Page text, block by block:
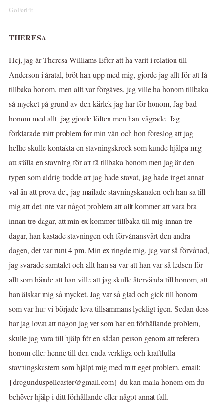
GoForFit
THERESA
Hej, jag är Theresa Williams Efter att ha varit i relation till
Anderson i åratal, bröt han upp med mig, gjorde jag allt för att få
tillbaka honom, men allt var förgäves, jag ville ha honom tillbaka
så mycket på grund av den kärlek jag har för honom, Jag bad
honom med allt, jag gjorde löften men han vägrade. Jag
förklarade mitt problem för min vän och hon föreslog att jag
hellre skulle kontakta en stavningskrock som kunde hjälpa mig
att ställa en stavning för att få tillbaka honom men jag är den
typen som aldrig trodde att jag hade stavat, jag hade inget annat
val än att prova det, jag mailade stavningskanalen och han sa till
mig att det inte var något problem att allt kommer att vara bra
innan tre dagar, att min ex kommer tillbaka till mig innan tre
dagar, han kastade stavningen och förvånansvärt den andra
dagen, det var runt 4 pm. Min ex ringde mig, jag var så förvånad,
jag svarade samtalet och allt han sa var att han var så ledsen för
allt som hände att han ville att jag skulle återvända till honom, att
han älskar mig så mycket. Jag var så glad och gick till honom
som var hur vi började leva tillsammans lyckligt igen. Sedan dess
har jag lovat att någon jag vet som har ett förhållande problem,
skulle jag vara till hjälp för en sådan person genom att referera
honom eller henne till den enda verkliga och kraftfulla
stavningskastern som hjälpt mig med mitt eget problem. email:
{drogunduspellcaster@gmail.com} du kan maila honom om du
behöver hjälp i ditt förhållande eller något annat fall.